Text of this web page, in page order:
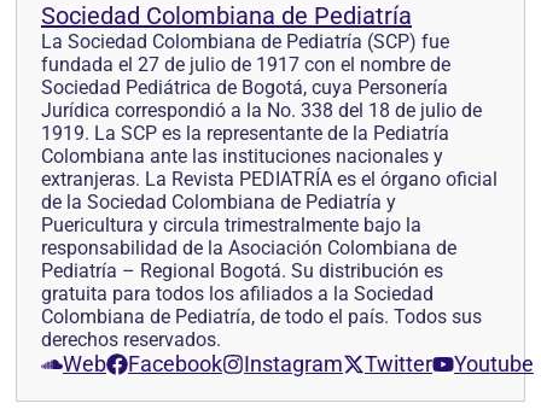
Sociedad Colombiana de Pediatría
La Sociedad Colombiana de Pediatría (SCP) fue
fundada el 27 de julio de 1917 con el nombre de
Sociedad Pediátrica de Bogotá, cuya Personería
Jurídica correspondió a la No. 338 del 18 de julio de
1919. La SCP es la representante de la Pediatría
Colombiana ante las instituciones nacionales y
extranjeras. La Revista PEDIATRÍA es el órgano oficial
de la Sociedad Colombiana de Pediatría y
Puericultura y circula trimestralmente bajo la
responsabilidad de la Asociación Colombiana de
Pediatría – Regional Bogotá. Su distribución es
gratuita para todos los afiliados a la Sociedad
Colombiana de Pediatría, de todo el país. Todos sus
derechos reservados.
Web Facebook Instagram Twitter Youtube